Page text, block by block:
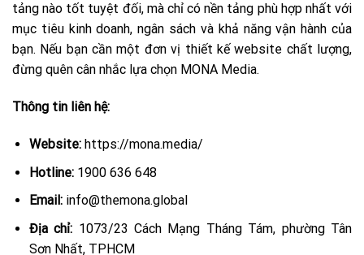
tảng nào tốt tuyệt đối, mà chỉ có nền tảng phù hợp nhất với
mục tiêu kinh doanh, ngân sách và khả năng vận hành của
bạn. Nếu bạn cần một đơn vị thiết kế website chất lượng,
đừng quên cân nhắc lựa chọn MONA Media.
Thông tin liên hệ:
Website:https://mona.media/
Hotline:1900 636 648
Email: info@themona.global
Địa chỉ: 1073/23 Cách Mạng Tháng Tám, phường Tân
Sơn Nhất, TPHCM